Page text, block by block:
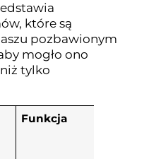
które są
pozbawionym
mogło ono
tylko
Funkcja